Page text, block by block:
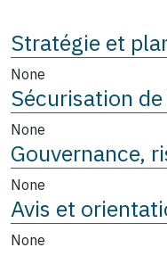
Stratégie et
None
Sécurisation
None
Gouvernance,
None
Avis et
None